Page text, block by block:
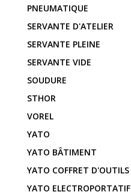
PNEUMATIQUE
SERVANTE D'ATELIER
SERVANTE PLEINE
SERVANTE VIDE
SOUDURE
STHOR
VOREL
YATO
YATO BÂTIMENT
YATO COFFRET D'OUTILS
YATO ELECTROPORTATIF